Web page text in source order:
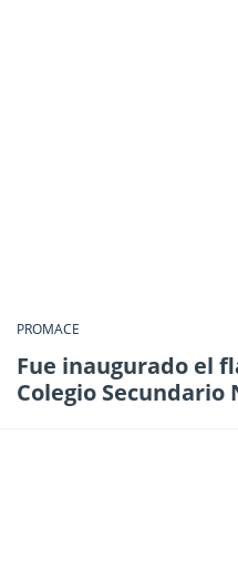
PROMACE
Fue inaugurado el
Colegio Secundario